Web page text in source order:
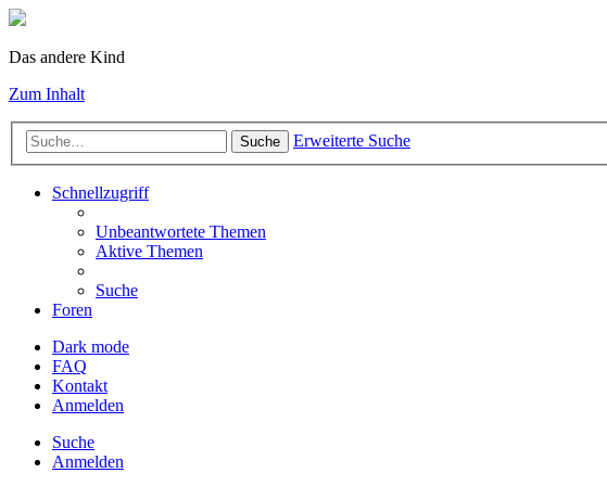
Das andere Kind
Zum Inhalt
Suche Erweiterte Suche
Schnellzugriff
Unbeantwortete Themen
Aktive Themen
Suche
Foren
Dark mode
FAQ
Kontakt
Anmelden
Suche
Anmelden